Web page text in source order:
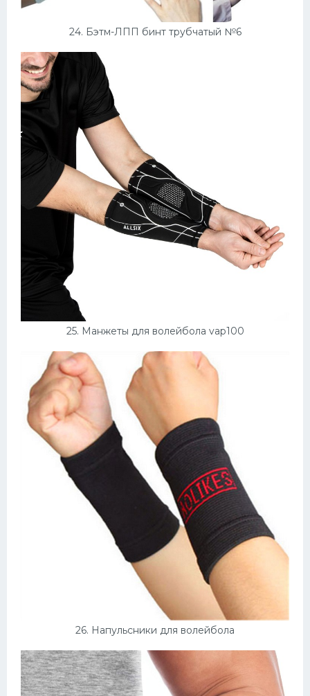
24. Бэтм-ЛПП бинт трубчатый №6
25. Манжеты для волейбола vap100
26. Напульсники для волейбола